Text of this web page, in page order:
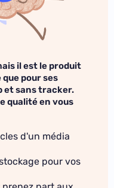
il est le produit
pour ses
et sans tracker.
qualité en vous
d'un média
pour vos